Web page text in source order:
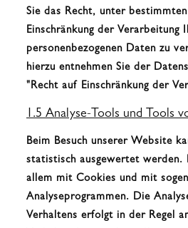
Sie das Recht, unter
Einschränkung der Verarbeitung
personenbezogenen Daten zu
hierzu entnehmen Sie der
"Recht auf Einschränkung der
1.5 Analyse-Tools und Tools
Beim Besuch unserer Website
statistisch ausgewertet werden.
allem mit Cookies und mit
Analyseprogrammen. Die
Verhaltens erfolgt in der Regel